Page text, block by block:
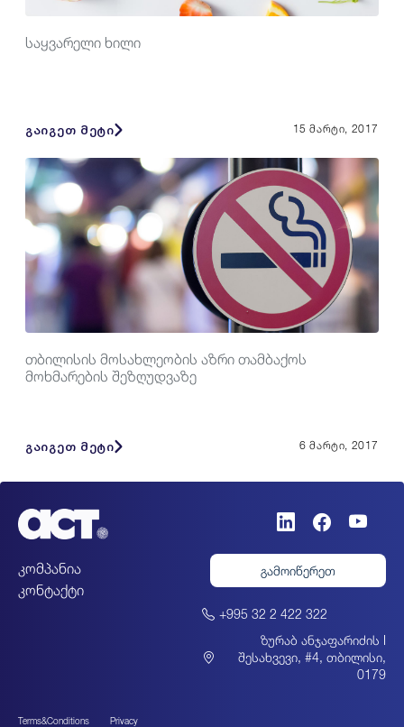
საყვარელი ხილი
გაიგეთ მეტი 15 მარტი, 2017
თბილისის მოსახლეობის აზრი თამბაქოს
მოხმარების შეზღუდვაზე
გაიგეთ მეტი 6 მარტი, 2017
კომპანია
კონტაქტი
გამოიწერეთ
+995 32 2 422 322
ზურაბ ანჯაფარიძის I
შესახვევი, #4, თბილისი,
0179
Terms&Conditions Privacy